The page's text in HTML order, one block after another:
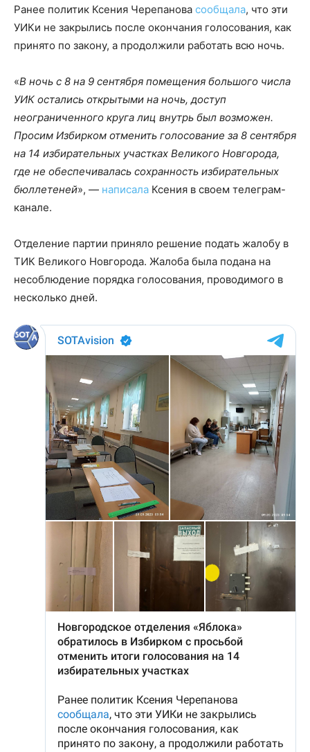
Ранее политик Ксения Черепанова сообщала, что эти
УИКи не закрылись после окончания голосования, как
принято по закону, а продолжили работать всю ночь.
«В ночь с 8 на 9 сентября помещения большого числа
УИК остались открытыми на ночь, доступ
неограниченного круга лиц внутрь был возможен.
Просим Избирком отменить голосование за 8 сентября
на 14 избирательных участках Великого Новгорода,
где не обеспечивалась сохранность избирательных
бюллетеней», — написала Ксения в своем телеграм-
канале.
Отделение партии приняло решение подать жалобу в
ТИК Великого Новгорода. Жалоба была подана на
несоблюдение порядка голосования, проводимого в
несколько дней.